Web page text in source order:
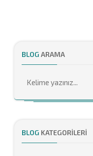
BLOG ARAMA
BLOG KATEGORILERI